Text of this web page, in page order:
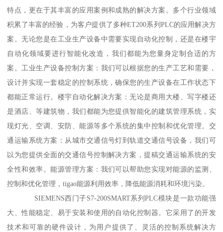
特点，更在于其丰富的应用案例和成熟的解决方案。多个行业领域
积累了丰富的经验，为客户提供了多种ET200系列PLC的应用解决方
案。无论您是在工业生产设备中需要实现自动化控制，还是在楼宇
自动化领域要进行智能化改造，我们都能为您量身定制合适的方
案。工业生产设备控制方案：我们可以根据您的生产工艺和需要，
设计并实现一套稳定的控制系统，确保您的生产设备在工作状态下
都能正常运行。楼宇自动化解决方案：无论是商用大楼、写字楼还
是酒店、等建筑物，我们都能为您提供智能化的建筑管理系统，实
现灯光、空调、安防、能源等多个系统的集中控制和优化管理。交
通运输系统方案：从城市交通信号灯到轨道交通信号设备，我们可
以为您提供全面的交通信号控制解决方案，提稿交通运输系统的安
全性和效率。能源管理方案：我们可以帮助您实现对能源的监测、
控制和优化管理，tigao能源利用效率，降低能源消耗和环境污染。
SIEMENS西门子S7-200SMART系列PLC模块是一款功能强
大、性能稳定、易于安装和使用的自动化控制器。它采用了的开发
技术和可靠的硬件设计，为用户提供了、灵活的控制系统解决方